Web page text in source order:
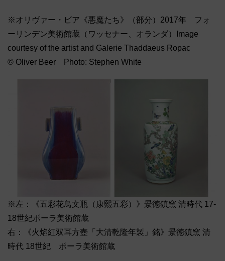
※オリヴァー・ビア《悪魔たち》（部分）2017年 フォ
ーリンデン美術館蔵（ワッセナー、オランダ）Image
courtesy of the artist and Galerie Thaddaeus Ropac
© Oliver Beer Photo: Stephen White
※左：《五彩花鳥文瓶（康熙五彩）》景徳鎮窯 清時代 17-
18世紀ポーラ美術館蔵
右：《火焰紅双耳方壺「大清乾隆年製」銘》景徳鎮窯 清
時代 18世紀 ポーラ美術館蔵